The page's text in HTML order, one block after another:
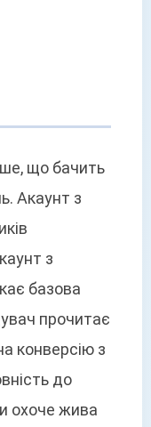
що бачить
Акаунт з
з
базова
прочитає
конверсію з
до
охоче жива